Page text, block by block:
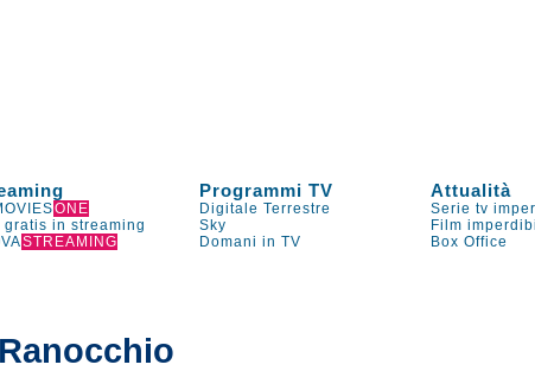
Programmi TV Attualità
ONE Digitale Terrestre Serie tv
gratis in streaming Sky Film
STREAMING Domani in TV Box Office